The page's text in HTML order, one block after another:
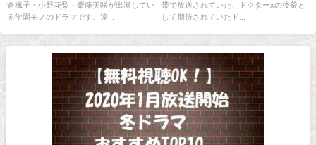
倉楓子・小野花梨・齋藤美咲が出演してい
る学園モノのドラマです。違...
帯で放送されていた、ドクターxの後釜と
して期待されていたド...